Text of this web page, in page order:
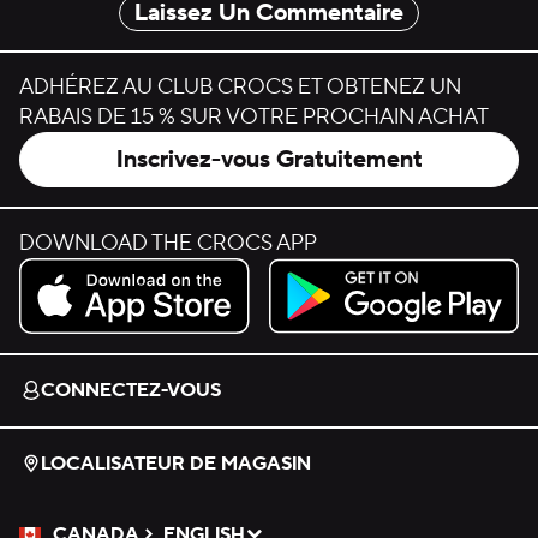
Laissez Un Commentaire
ADHÉREZ AU CLUB CROCS ET OBTENEZ UN
RABAIS DE 15 % SUR VOTRE PROCHAIN ACHAT
Inscrivez-vous Gratuitement
DOWNLOAD THE CROCS APP
Download on the App Store.
Get it on Google Play.
CONNECTEZ-VOUS
LOCALISATEUR DE MAGASIN